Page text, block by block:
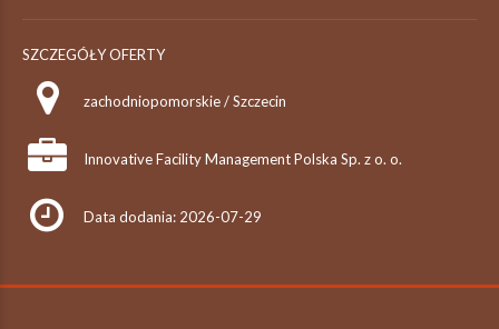
SZCZEGÓŁY OFERTY
zachodniopomorskie / Szczecin
Innovative Facility Management Polska Sp. z o. o.
Data dodania: 2026-07-29